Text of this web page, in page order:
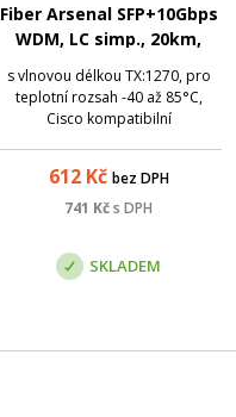
Fiber Arsenal SFP+10Gbps
WDM, LC simp., 20km,
85°C, Cisco
s vlnovou délkou TX:1270, pro
teplotní rozsah -40 až 85°C,
Cisco kompatibilní
612Kč bez DPH
741 Kčs DPH
SKLADEM